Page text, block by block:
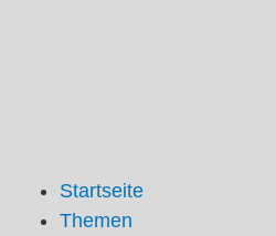
Startseite
Themen